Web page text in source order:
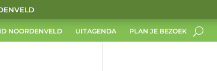
NOORDENVELD UITAGENDA PLAN JE BEZOEK